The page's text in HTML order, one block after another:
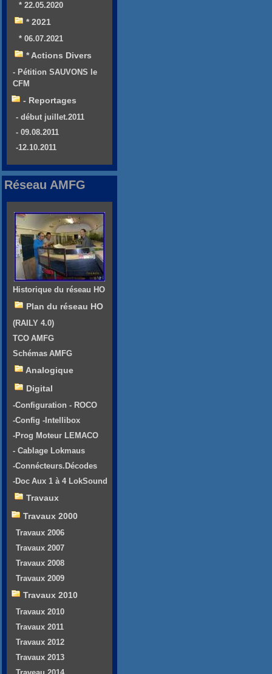
* 22.05.2020
* 2021
* 06.07.2021
* Actions Divers
- Pétition SAUVONS le
CFM
- Reportages
- début juillet.2011
- 09.08.2011
-12.10.2011
Réseau AMFG
Historique du réseau HO
Plan du réseau HO
(RAILY 4.0)
TCO AMFG
Schémas AMFG
Analogique
Digital
-Configuration - ROCO
-Config -Intellibox
-Prog Moteur LEMACO
- Cablage Lokmaus
-Connécteurs.Décodes
-Doc Aux 1 à 4 LokSound
Travaux
Travaux 2000
Travaux 2006
Travaux 2007
Travaux 2008
Travaux 2009
Travaux 2010
Travaux 2010
Travaux 2011
Travaux 2012
Travaux 2013